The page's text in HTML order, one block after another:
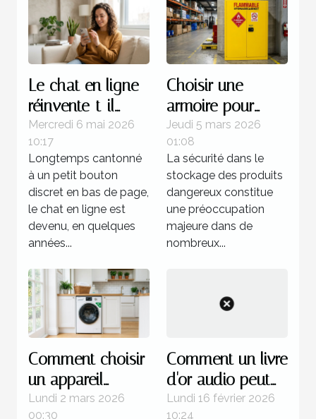
Le chat en ligne
réinvente-t-il
vraiment
l’expérience
utilisateur ?
Mercredi 6 mai 2026
10:17
Longtemps cantonné
à un petit bouton
discret en bas de page,
le chat en ligne est
devenu, en quelques
années...
Choisir une
armoire pour
inflammables :
critères de
sécurité et
législation
Jeudi 5 mars 2026
01:08
La sécurité dans le
stockage des produits
dangereux constitue
une préoccupation
majeure dans de
nombreux...
Comment choisir
un appareil
électroménager
Lundi 2 mars 2026
00:30
Comment un livre
d'or audio peut
transformer vos
Lundi 16 février 2026
10:24